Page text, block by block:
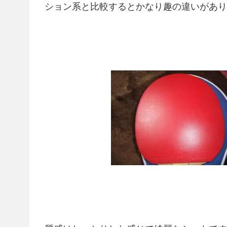
ション系と比較するとかなり趣の違いがあ